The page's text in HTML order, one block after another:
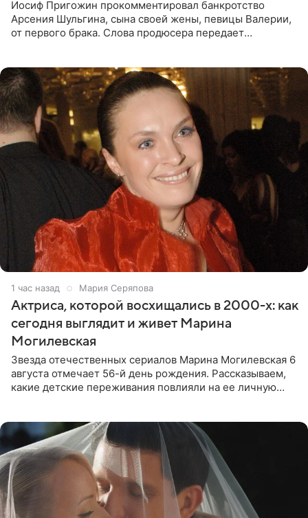
Иосиф Пригожин прокомментировал банкротство
Арсения Шульгина, сына своей жены, певицы Валерии,
от первого брака. Слова продюсера передает
1 час назад Мария Серяпова
Актриса, которой восхищались в 2000-х: как
сегодня выглядит и живет Марина
Могилевская
Звезда отечественных сериалов Марина Могилевская 6
августа отмечает 56-й день рождения. Рассказываем,
какие детские переживания повлияли на ее личную